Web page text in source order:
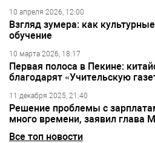
10 апреля 2026, 12:00
Взгляд зумера: как
обучение
10 марта 2026, 18:17
Первая полоса в Пекине:
благодарят «Учительскую
11 декабря 2025, 21:40
Решение проблемы с
много времени, заявил глава
Все топ новости